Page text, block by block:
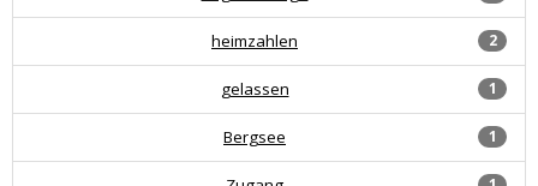
2
heimzahlen
1
gelassen
1
Bergsee